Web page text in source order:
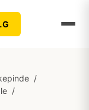
/
/